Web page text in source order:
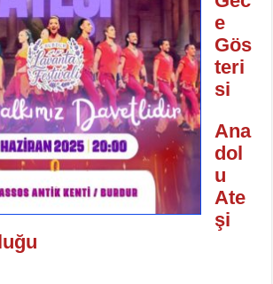
e
Gös
teri
si
Ana
dol
u
Ate
şi